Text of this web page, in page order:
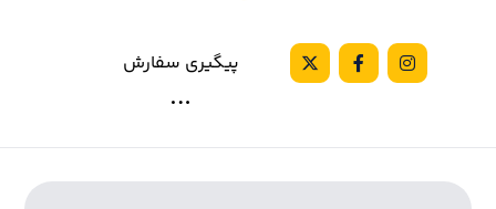
پیگیری سفارش